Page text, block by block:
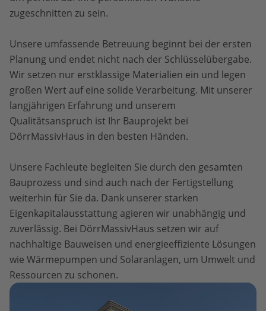
zugeschnitten zu sein.
Unsere umfassende Betreuung beginnt bei der ersten
Planung und endet nicht nach der Schlüsselübergabe.
Wir setzen nur erstklassige Materialien ein und legen
großen Wert auf eine solide Verarbeitung. Mit unserer
langjährigen Erfahrung und unserem
Qualitätsanspruch ist Ihr Bauprojekt bei
DörrMassivHaus in den besten Händen.
Unsere Fachleute begleiten Sie durch den gesamten
Bauprozess und sind auch nach der Fertigstellung
weiterhin für Sie da. Dank unserer starken
Eigenkapitalausstattung agieren wir unabhängig und
zuverlässig. Bei DörrMassivHaus setzen wir auf
nachhaltige Bauweisen und energieeffiziente Lösungen
wie Wärmepumpen und Solaranlagen, um Umwelt und
Ressourcen zu schonen.